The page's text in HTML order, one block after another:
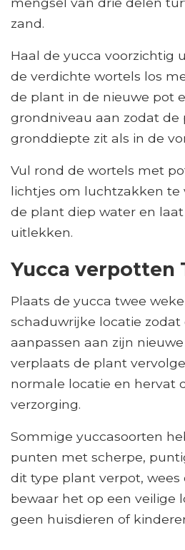
zand.
Haal de yucca voorzichtig
de verdichte wortels los
de plant in de nieuwe pot
grondniveau aan zodat de
gronddiepte zit als in de
Vul rond de wortels met
lichtjes om luchtzakken te
de plant diep water en
uitlekken.
Yucca verpotten
Plaats de yucca twee
schaduwrijke locatie
aanpassen aan zijn
verplaats de plant
normale locatie en hervat
verzorging.
Sommige yuccasoorten
punten met scherpe,
dit type plant verpot, wees
bewaar het op een veilige
geen huisdieren of